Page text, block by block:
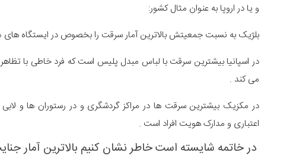
و یا در اروپا به عنوان مثال کشور:
بلژیک به نسبت جمعیتش بالاترین آمار سرقت را بخصوص در ایستگاه های
در اسپانیا بیشترین سرقت با لباس مبدل پلیس است که فرد خاطی با
می کند .
در مکزیک بیشترین سرقت ها در مراکز گردشگری و در رستوران ها و
اعتباری و مدارک هویت افراد است .
در خاتمه شایسته است خاطر نشان کنیم بالاترین آمار